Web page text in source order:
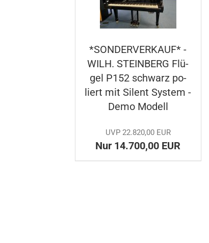
*SON­DER­VER­KAUF* -
WILH. STEIN­BERG Flü­
gel P152 schwarz po­
liert mit Si­lent Sys­tem -
Demo Mo­dell
UVP 22.820,00 EUR
Nur 14.700,00 EUR